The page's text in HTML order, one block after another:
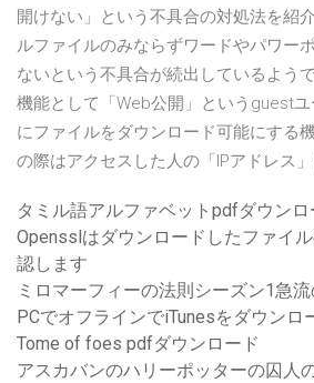
開けない」という不具合の対処法を紹
ルファイルのみならずワードやパワー
ないという不具合が続出しているよう
機能として「Web公開」というguest
にファイルをダウンロード可能にする
の際はアクセスした人の「IPアドレス
タミル語アルファベットpdfダウンロ
Opensslはダウンロードしたファイ
認します
ミロマーフィーの法則シーズン1急
PCでオフラインでiTunesをダウンロ
Tome of foes pdfダウンロード
アスカバンのハリーポッターの囚人